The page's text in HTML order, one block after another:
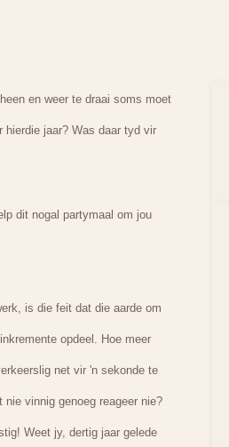
en weer te draai soms moet
jaar? Was daar tyd vir
dit nogal partymaal om jou
is die feit dat die aarde om
opdeel. Hoe meer
net vir 'n sekonde te
vinnig genoeg reageer nie?
Weet jy, dertig jaar gelede